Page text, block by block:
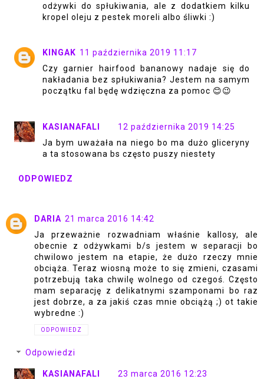
odżywki do spłukiwania, ale z dodatkiem kilku
kropel oleju z pestek moreli albo śliwki :)
KINGAK 11 października 2019 11:17
Czy garnier hairfood bananowy nadaje się do
nakładania bez spłukiwania? Jestem na samym
początku fal będę wdzięczna za pomoc 😊😉
KASIANAFALI
12 października 2019 14:25
Ja bym uważała na niego bo ma dużo gliceryny
a ta stosowana bs często puszy niestety
ODPOWIEDZ
DARIA 21 marca 2016 14:42
Ja przeważnie rozwadniam właśnie kallosy, ale
obecnie z odżywkami b/s jestem w separacji bo
chwilowo jestem na etapie, że dużo rzeczy mnie
obciąża. Teraz wiosną może to się zmieni, czasami
potrzebują taka chwilę wolnego od czegoś. Często
mam separację z delikatnymi szamponami bo raz
jest dobrze, a za jakiś czas mnie obciążą ;) ot takie
wybredne :)
ODPOWIEDZ
Odpowiedzi
KASIANAFALI
23 marca 2016 12:23